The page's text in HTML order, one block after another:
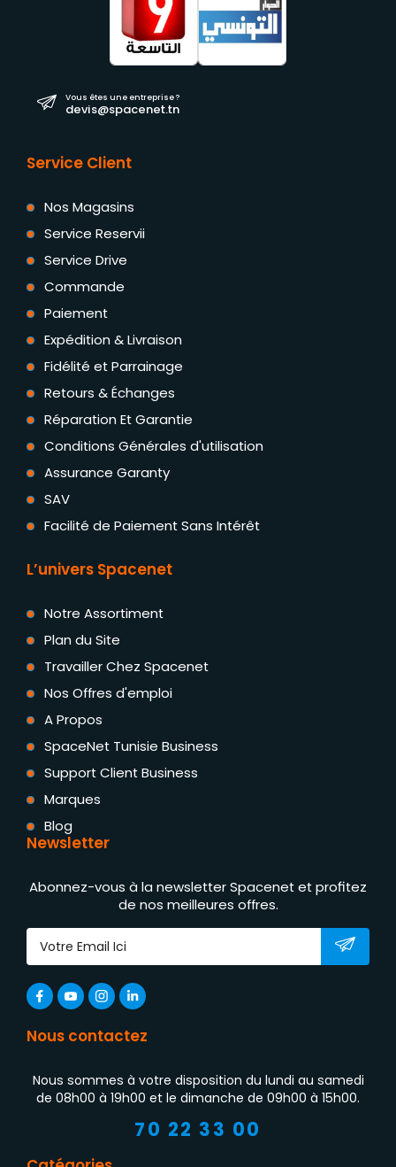
Vous êtes une entreprise ?
devis@spacenet.tn
Service Client
Nos Magasins
Service Reservii
Service Drive
Commande
Paiement
Expédition & Livraison
Fidélité et Parrainage
Retours & Échanges
Réparation Et Garantie
Conditions Générales d'utilisation
Assurance Garanty
SAV
Facilité de Paiement Sans Intérêt
L’univers Spacenet
Notre Assortiment
Plan du Site
Travailler Chez Spacenet
Nos Offres d'emploi
A Propos
SpaceNet Tunisie Business
Support Client Business
Marques
Blog
Newsletter
Abonnez-vous à la newsletter Spacenet et profitez
de nos meilleures offres.
Nous contactez
Nous sommes à votre disposition du lundi au samedi
de 08h00 à 19h00 et le dimanche de 09h00 à 15h00.
70 22 33 00